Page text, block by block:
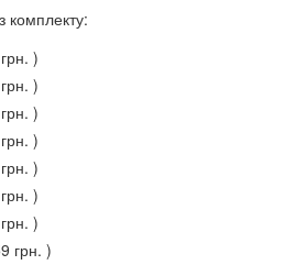
комплекту:
)
)
)
)
)
)
)
грн. )